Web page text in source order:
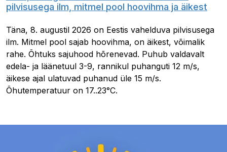
pilvisusega ilm, mitmel pool hoovihma ja äikest
Täna, 8. augustil 2026 on Eestis vahelduva pilvisusega
ilm. Mitmel pool sajab hoovihma, on äikest, võimalik
rahe. Õhtuks sajuhood hõrenevad. Puhub valdavalt
edela- ja läänetuul 3-9, rannikul puhanguti 12 m/s,
äikese ajal ulatuvad puhanud üle 15 m/s.
Õhutemperatuur on 17..23°C.